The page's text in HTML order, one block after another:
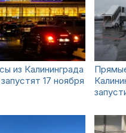
из Калининграда
17 ноября